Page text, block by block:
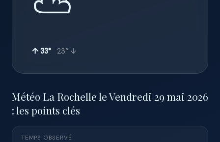
↑ 33° 23° ↓
Météo La Rochelle le Vendredi 29 mai 2026
: les points clés
TEMPS OBSERVÉ